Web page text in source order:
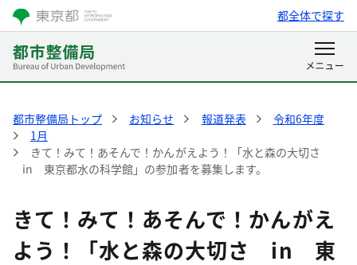
都全体で探す
都市整備局トップ お知らせ 報道発表
令和6年度
1月
きて！みて！あそんで！かんがえよう！「水と森の大切さ
in 東京都水の科学館」の参加者を募集します。
きて！みて！あそんで！かんがえ
よう！「水と森の大切さ in 東